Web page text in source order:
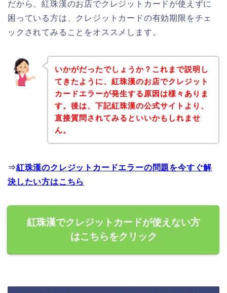
だから、紅珠漢のお店でクレジットカードが使えずに
困っている方は、クレジットカードの有効期限をチェ
ックされてみることをオススメします。
いかがだったでしょうか？これまで説明し
てきたように、紅珠漢のお店でクレジット
カードエラーが発生する原因は様々ありま
す。後は、下記紅珠漢の公式サイトより、
直接質問されてみるといいかもしれませ
ん。
⇒紅珠漢のクレジットカードエラーの問題を今すぐ解
決したい方はこちら
紅珠漢でクレジットカードが使えない方
はこちらをクリック